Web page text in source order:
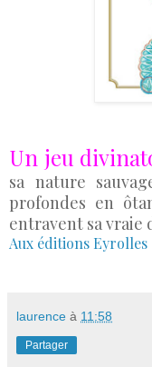
Un jeu
sa nature
profondes en
entravent sa vraie
Aux éditions Eyrolles
laurence à 11:58
Partager